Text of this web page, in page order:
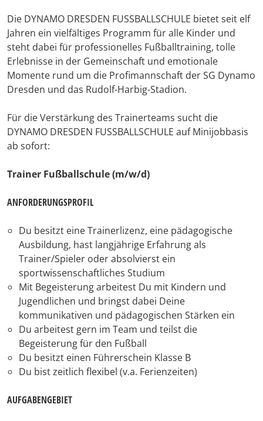
Die DYNAMO DRESDEN FUSSBALLSCHULE bietet seit elf
Jahren ein vielfältiges Programm für alle Kinder und
steht dabei für professionelles Fußballtraining, tolle
Erlebnisse in der Gemeinschaft und emotionale
Momente rund um die Profimannschaft der SG Dynamo
Dresden und das Rudolf-Harbig-Stadion.
Für die Verstärkung des Trainerteams sucht die
DYNAMO DRESDEN FUSSBALLSCHULE auf Minijobbasis
ab sofort:
Trainer Fußballschule (m/w/d)
ANFORDERUNGSPROFIL
Du besitzt eine Trainerlizenz, eine pädagogische
Ausbildung, hast langjährige Erfahrung als
Trainer/Spieler oder absolvierst ein
sportwissenschaftliches Studium
Mit Begeisterung arbeitest Du mit Kindern und
Jugendlichen und bringst dabei Deine
kommunikativen und pädagogischen Stärken ein
Du arbeitest gern im Team und teilst die
Begeisterung für den Fußball
Du besitzt einen Führerschein Klasse B
Du bist zeitlich flexibel (v.a. Ferienzeiten)
AUFGABENGEBIET